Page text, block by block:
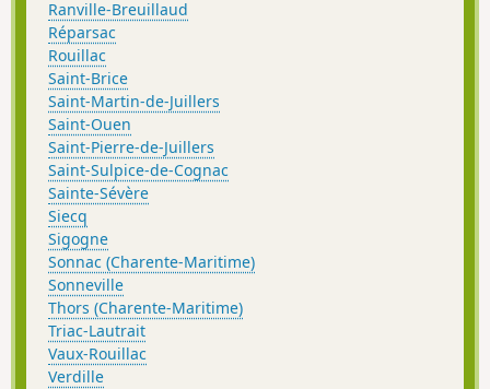
Ranville-Breuillaud
Réparsac
Rouillac
Saint-Brice
Saint-Martin-de-Juillers
Saint-Ouen
Saint-Pierre-de-Juillers
Saint-Sulpice-de-Cognac
Sainte-Sévère
Siecq
Sigogne
Sonnac (Charente-Maritime)
Sonneville
Thors (Charente-Maritime)
Triac-Lautrait
Vaux-Rouillac
Verdille